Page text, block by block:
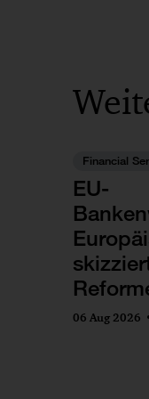
Financial
EU-
06 Aug 2026